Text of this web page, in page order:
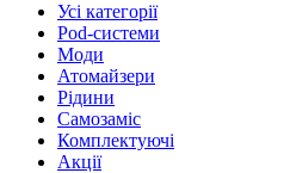
Усі категорії
Pod-системи
Моди
Атомайзери
Рідини
Самозаміс
Комплектуючі
Акції